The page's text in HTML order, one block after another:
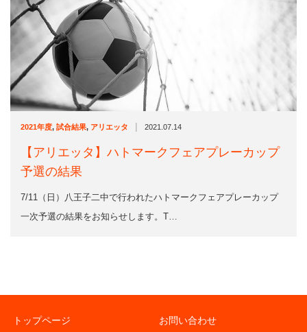
2021年度, 試合結果, アリエッタ | 2021.07.14
【アリエッタ】ハトマークフェアプレーカップ
予選の結果
7/11（日）八王子二中で行われたハトマークフェアプレーカップ
一次予選の結果をお知らせします。T…
トップページ お問い合わせ